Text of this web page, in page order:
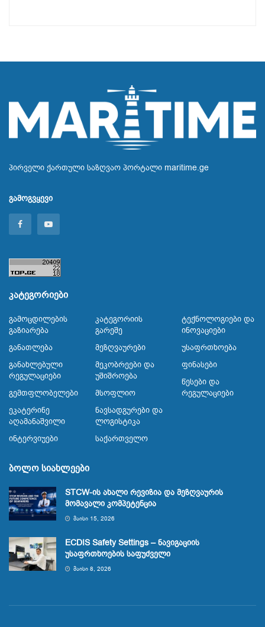
პირველი ქართული საზღვაო პორტალი maritime.ge
გამოგვყევი
კატეგორიები
Გამოცდილების
Გაზიარება
Განათლება
Განახლებული
Რეგულაციები
Გემთფლობელები
Ეკატერინე
Აღამანაშვილი
Ინტერვიუები
Კატეგორიის
Გარეშე
Მეზღვაურები
Მეკობრეები Და
Უშიშროება
Მსოფლიო
Ნავსადგურები Და
Ლოგისტიკა
Საქართველო
Ტექნოლოგიები Და
Ინოვაციები
Უსაფრთხოება
Ფინასები
Წესები Და
Რეგულაციები
ბოლო სიახლეები
STCW-ის ახალი რევიზია და მეზღვაურის
მომავალი კომპეტენცია
ᲛᲐᲘᲡᲘ 15, 2026
ECDIS Safety Settings – ნავიგაციის
უსაფრთხოების საფუძველი
ᲛᲐᲘᲡᲘ 8, 2026